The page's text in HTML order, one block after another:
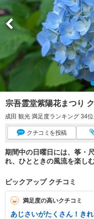
宗吾霊堂紫陽花まつり
成田 観光 満足度ランキング 34位
クチコミ を投稿
期間中の日曜日には、筝・
れ、ひとときの風流を楽し
ピックアップ クチコミ
満足度の高いクチコミ
あじさいがたくさん！き